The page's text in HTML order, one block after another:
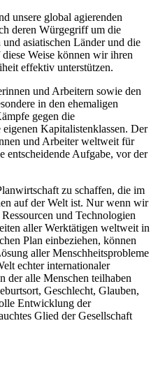
unsere global agierenden
deren Würgegriff um die
asiatischen Länder und die
Weise können wir ihren
effektiv unterstützen.
und Arbeitern sowie den
in den ehemaligen
gegen die
Kapitalistenklassen. Der
und Arbeiter weltweit für
entscheidende Aufgabe, vor der
zu schaffen, die im
auf der Welt ist. Nur wenn wir
und Technologien
aller Werktätigen weltweit in
Plan einbeziehen, können
aller Menschheitsprobleme
echter internationaler
der alle Menschen teilhaben
Geschlecht, Glauben,
Entwicklung der
Glied der Gesellschaft